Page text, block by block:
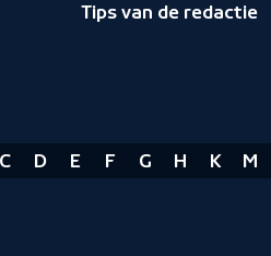
Tips van de redactie
C D E F G H K M